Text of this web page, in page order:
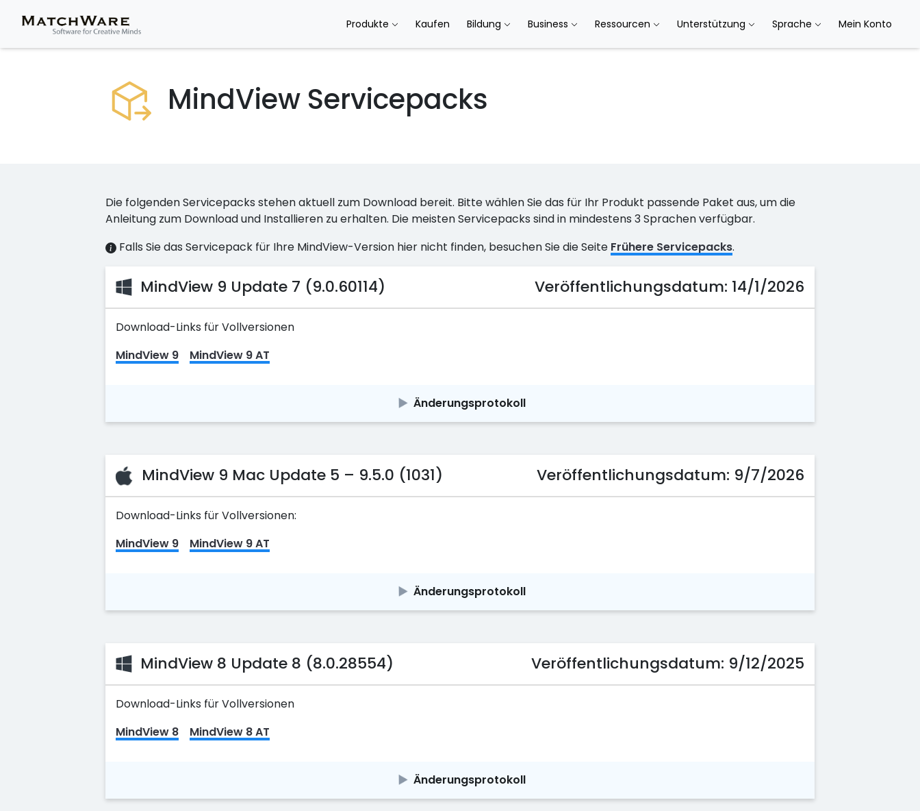
Produkte Kaufen Bildung Business Ressourcen Unterstützung Sprache Mein Konto
MindView Servicepacks
Die folgenden Servicepacks stehen aktuell zum Download bereit. Bitte wählen Sie das für Ihr Produkt passende Paket aus, um die
Anleitung zum Download und Installieren zu erhalten. Die meisten Servicepacks sind in mindestens 3 Sprachen verfügbar.
Falls Sie das Servicepack für Ihre MindView-Version hier nicht finden, besuchen Sie die Seite Frühere Servicepacks.
MindView 9 Update 7 (9.0.60114) Veröffentlichungsdatum: 14/1/2026
Download-Links für Vollversionen
MindView 9
MindView 9 AT
Änderungsprotokoll
MindView 9 Mac Update 5 – 9.5.0 (1031) Veröffentlichungsdatum: 9/7/2026
Download-Links für Vollversionen:
MindView 9
MindView 9 AT
Änderungsprotokoll
MindView 8 Update 8 (8.0.28554) Veröffentlichungsdatum: 9/12/2025
Download-Links für Vollversionen
MindView 8
MindView 8 AT
Änderungsprotokoll